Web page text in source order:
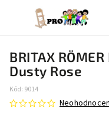
BRITAX
Dusty Rose
Kód: 9014